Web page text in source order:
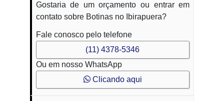
Gostaria de um orçamento ou entrar em
contato sobre Botinas no Ibirapuera?
Fale conosco pelo telefone
(11) 4378-5346
Ou em nosso WhatsApp
Clicando aqui